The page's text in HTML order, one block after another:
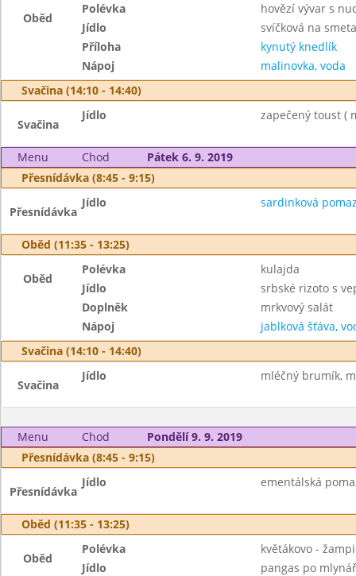
Oběd
Polévka
hovězí vývar s
Jídlo
svíčková na
Příloha
kynutý knedlík
Nápoj
malinovka, voda
Svačina (14:10 - 14:40)
Svačina
Jídlo zapečený toust (
Menu Chod
Pátek 6. 9. 2019
Přesnídávka (8:45 - 9:15)
Přesnídávka
Jídlo sardinková
Oběd (11:35 - 13:25)
Oběd
Polévka
kulajda
Jídlo
srbské rizoto s
Doplněk
mrkvový salát
Nápoj
jablková šťáva,
Svačina (14:10 - 14:40)
Svačina
Jídlo mléčný brumík,
Menu Chod
Pondělí 9. 9. 2019
Přesnídávka (8:45 - 9:15)
Přesnídávka
Jídlo ementálská
Oběd (11:35 - 13:25)
Oběd
Polévka
květákovo -
Jídlo
pangas po